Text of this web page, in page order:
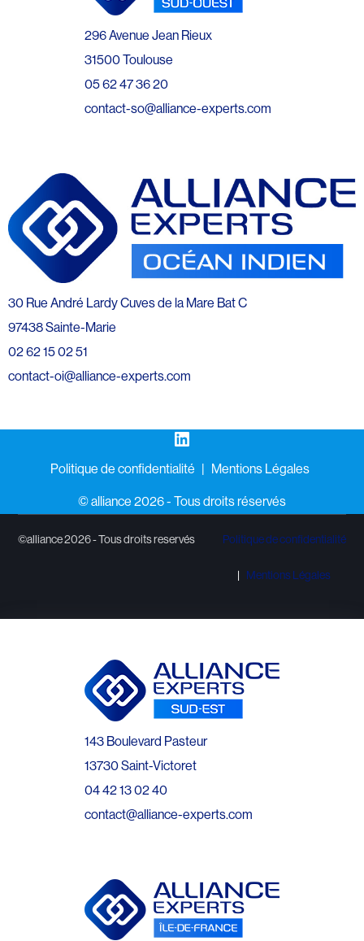
296 Avenue Jean Rieux
31500 Toulouse
05 62 47 36 20
contact-so@alliance-experts.com
30 Rue André Lardy Cuves de la Mare Bat C
97438 Sainte-Marie
02 62 15 02 51
contact-oi@alliance-experts.com
LinkedIn
Politique de confidentialité Mentions Légales
©️ alliance 2026 - Tous droits réservés
©alliance 2026 - Tous droits reservés Politique de confidentialité
Mentions Légales
143 Boulevard Pasteur
13730 Saint-Victoret
04 42 13 02 40
contact@alliance-experts.com